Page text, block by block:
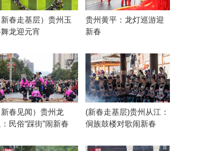
春走基层）贵州玉
龙迎元宵
贵州黄平：龙灯巡游迎
新春
春见闻）贵州龙
民俗“踩街”闹新春
(新春走基层)贵州从江：
侗族鼓楼对歌闹新春